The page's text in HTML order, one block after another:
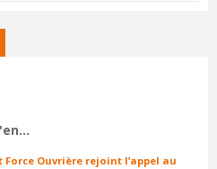
Ouvrière rejoint l’appel au